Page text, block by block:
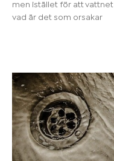
men istället för att
vad är det som orsakar